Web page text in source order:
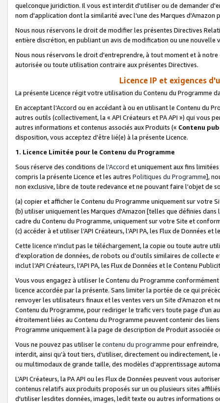
quelconque juridiction. Il vous est interdit d'utiliser ou de demander
nom d'application dont la similarité avec l'une des Marques
Nous nous réservons le droit de modifier les présentes Directives
entière discrétion, en publiant un avis de modification ou une nouvelle
Nous nous réservons le droit d'entreprendre, à tout moment et à
autorisée ou toute utilisation contraire aux présentes Directives.
Licence IP et exigences
La présente Licence régit votre utilisation du Contenu du Programme
En acceptant l'Accord ou en accédant à ou en utilisant le Contenu du
autres outils (collectivement, la « API Créateurs et PA API ») qui vous
autres informations et contenus associés aux Produits (« Contenu
disposition, vous acceptez d'être lié(e) à la présente Licence.
1. Licence Limitée pour le Contenu du Programme
Sous réserve des conditions de l'Accord et uniquement aux fins
compris la présente Licence et les autres Politiques du Programme],
non exclusive, libre de toute redevance et ne pouvant faire l'objet de
(a) copier et afficher le Contenu du Programme uniquement sur votre
(b) utiliser uniquement les Marques d'Amazon [telles que définies dans
cadre du Contenu du Programme, uniquement sur votre Site et
(c) accéder à et utiliser l’API Créateurs, l’API PA, les Flux de Données
Cette licence n'inclut pas le téléchargement, la copie ou toute autre
d’exploration de données, de robots ou d’outils similaires de
inclut l’API Créateurs, l’API PA, les Flux de Données et le Contenu
Vous vous engagez à utiliser le Contenu du Programme
licence accordée par la présente. Sans limiter la portée de ce qui
renvoyer les utilisateurs finaux et les ventes vers un Site d'Amazon et
Contenu du Programme, pour rediriger le trafic vers toute page d'un
étroitement liées au Contenu du Programme peuvent contenir des
Programme uniquement à la page de description de Produit associée
Vous ne pouvez pas utiliser le contenu du programme pour
interdit, ainsi qu’à tout tiers, d’utiliser, directement ou indirectement,
ou multimodaux de grande taille, des modèles d’apprentissage
L’API Créateurs, la PA API ou les Flux de Données peuvent vous
contenus relatifs aux produits proposés sur un ou plusieurs sites
d'utiliser lesdites données, images, ledit texte ou autres informations